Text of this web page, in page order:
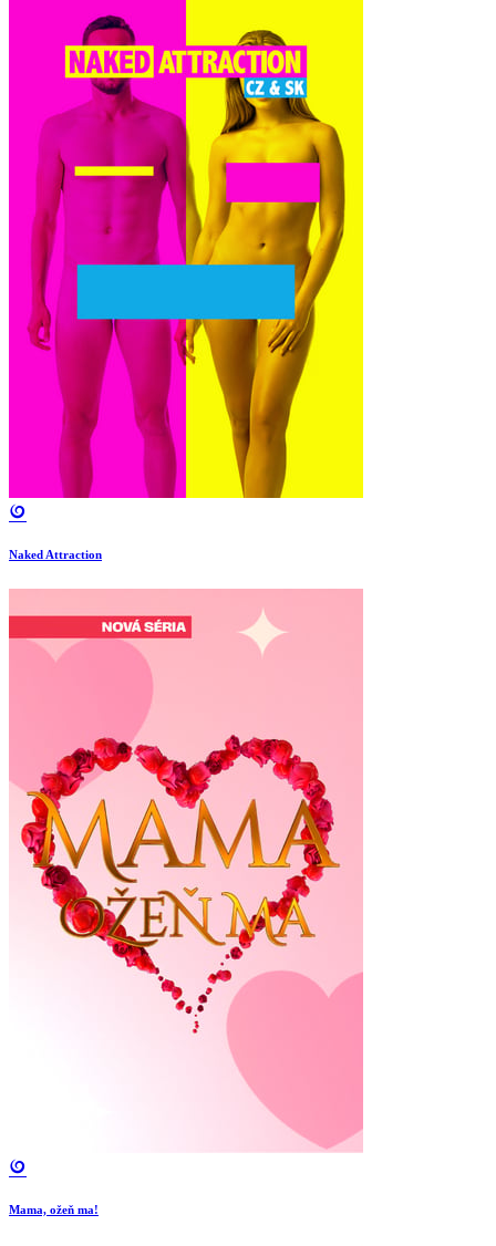
Naked Attraction
Mama, ožeň ma!